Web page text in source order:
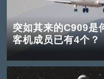
突如其来的C909是
客机成员已有4个？